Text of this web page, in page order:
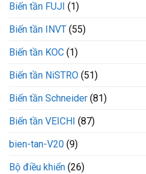
Biến tần FUJI (1)
Biến tần INVT (55)
Biến tần KOC (1)
Biến tần NiSTRO (51)
Biến tần Schneider (81)
Biến tần VEICHI (87)
bien-tan-V20 (9)
Bộ điều khiển (26)